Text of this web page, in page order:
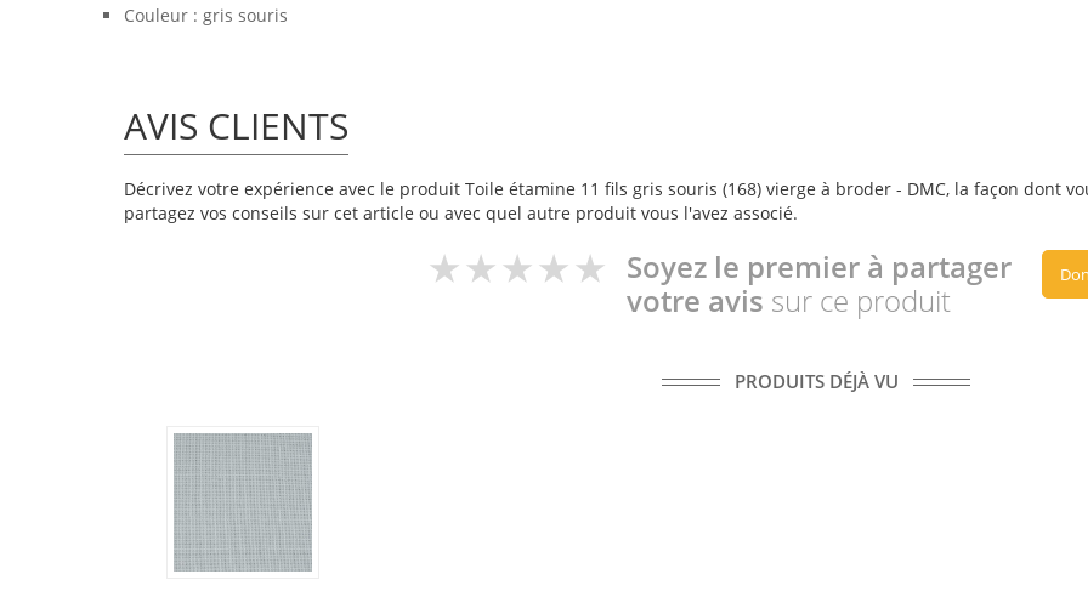
Couleur : gris souris
AVIS CLIENTS
Décrivez votre expérience avec le produit Toile étamine 11 fils gris souris (168) vierge à broder - DMC, la façon dont
partagez vos conseils sur cet article ou avec quel autre produit vous l'avez associé.
Soyez le premier à partager
votre avis sur ce produit
PRODUITS DÉJÀ VU